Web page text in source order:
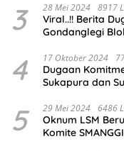
3 28 Mei 2024 8917
Viral..!! Berita
Gondanglegi
4 17 Oktober 2024
Dugaan
Sukapura dan
5 29 Mei 2024 6486
Oknum LSM
Komite